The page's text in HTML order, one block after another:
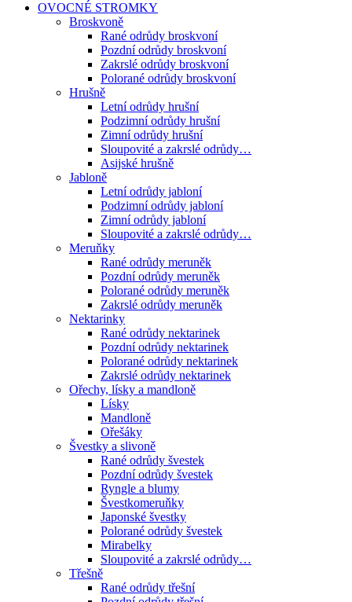
OVOCNÉ STROMKY
Broskvoně
Rané odrůdy broskvoní
Pozdní odrůdy broskvoní
Zakrslé odrůdy broskvoní
Polorané odrůdy broskvoní
Hrušně
Letní odrůdy hrušní
Podzimní odrůdy hrušní
Zimní odrůdy hrušní
Sloupovité a zakrslé odrůdy…
Asijské hrušně
Jabloně
Letní odrůdy jabloní
Podzimní odrůdy jabloní
Zimní odrůdy jabloní
Sloupovité a zakrslé odrůdy…
Meruňky
Rané odrůdy meruněk
Pozdní odrůdy meruněk
Polorané odrůdy meruněk
Zakrslé odrůdy meruněk
Nektarinky
Rané odrůdy nektarinek
Pozdní odrůdy nektarinek
Polorané odrůdy nektarinek
Zakrslé odrůdy nektarinek
Ořechy, lísky a mandloně
Lísky
Mandloně
Ořešáky
Švestky a slivoně
Rané odrůdy švestek
Pozdní odrůdy švestek
Ryngle a blumy
Švestkomeruňky
Japonské švestky
Polorané odrůdy švestek
Mirabelky
Sloupovité a zakrslé odrůdy…
Třešně
Rané odrůdy třešní